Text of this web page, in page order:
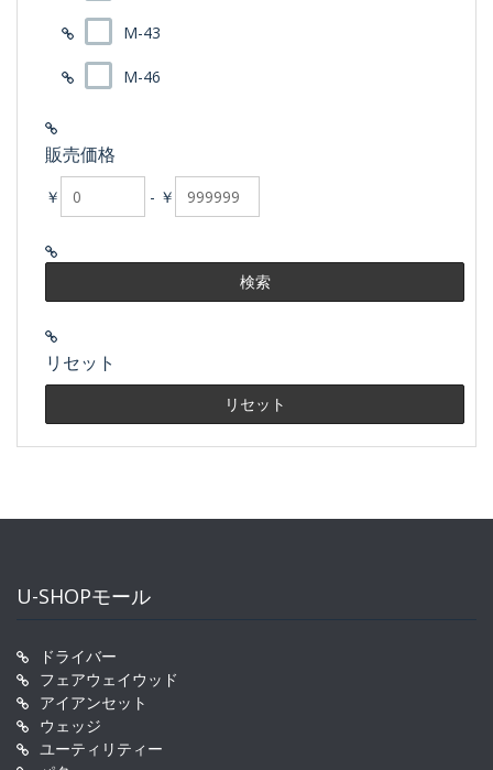
M-43
M-46
販売価格
￥ - ￥
リセット
U-SHOPモール
ドライバー
フェアウェイウッド
アイアンセット
ウェッジ
ユーティリティー